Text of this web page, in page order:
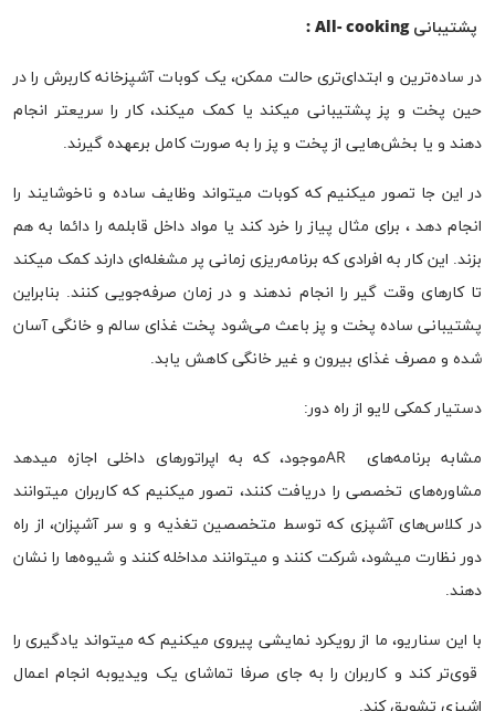
پشتیبانیAll- cooking
:
در ساده‌ترین و ابتدای‌تری حالت ممکن، یک کوبات آشپزخانه کاربرش را در
حین پخت و پز پشتیبانی میکند یا کمک میکند، کار را سریعتر انجام
دهند و یا بخش‌‎هایی از پخت و پز را به صورت کامل برعهده گیرند.
در این جا تصور میکنیم که کوبات میتواند وظایف ساده و ناخوشایند را
انجام دهد ، برای مثال پیاز را خرد کند یا مواد داخل قابلمه را دائما به هم
بزند. این کار به افرادی که برنامه‌ریزی زمانی پر مشغله‌ای دارند کمک میکند
تا کار‌های وقت گیر را انجام ندهند و در زمان صرفه‌جویی کنند. بنابراین
پشتیبانی ساده پخت و پز باعث می‌شود پخت غذای سالم و خانگی آسان
شده و مصرف غذای بیرون و غیر خانگی کاهش یابد.
دستیار کمکی لایو از راه دور:
مشابه برنامه‌های ARموجود، که به اپراتور‌های داخلی اجازه میدهد
مشاوره‌های تخصصی را دریافت کنند، تصور میکنیم که کاربران میتوانند
در کلاس‌های آشپزی که توسط متخصصین تغذیه و و سر آشپزان، از راه
دور نظارت میشود، شرکت کنند و میتوانند مداخله کنند و شیوه‌ها را نشان
دهند.
با این سناریو، ما از رویکرد نمایشی پیروی میکنیم که میتواند یادگیری را
قوی‌تر کند و کاربران را به جای صرفا تماشای یک ویدیوبه انجام اعمال